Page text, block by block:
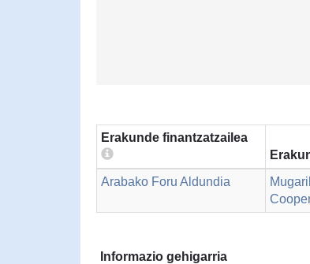
Erakunde finantzatzailea
Arabako Foru Aldundia
Informazio gehigarria